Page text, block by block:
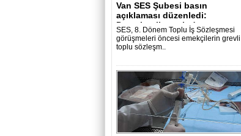
Van SES Şubesi basın
açıklaması düzenledi:
Demokratik zemind..
SES, 8. Dönem Toplu İş Sözleşmesi
görüşmeleri öncesi emekçilerin grevli
toplu sözleşm..